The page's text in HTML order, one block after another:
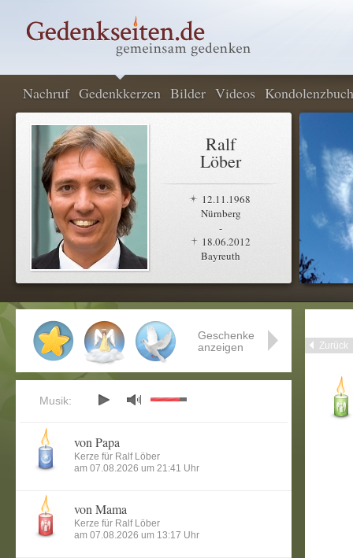
Nachruf Gedenkkerzen Bilder Videos Kondolenzbuch
Ralf
Löber
12.11.1968
Nürnberg
-
18.06.2012
Bayreuth
Zurück
Geschenke
anzeigen
Musik:
von Papa
Kerze für Ralf Löber
am 07.08.2026 um 21:41 Uhr
von Mama
Kerze für Ralf Löber
am 07.08.2026 um 13:17 Uhr